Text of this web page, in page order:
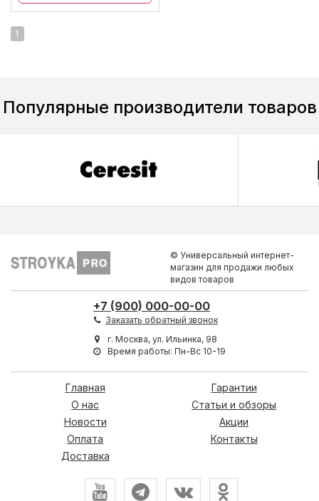
1
Популярные производители товаров
© Универсальный интернет-
магазин для продажи любых
видов товаров
+7 (900) 000-00-00
Заказать обратный звонок
г. Москва, ул. Ильинка, 98
Время работы: Пн-Вс 10-19
Главная
О нас
Новости
Оплата
Доставка
Гарантии
Статьи и обзоры
Акции
Контакты